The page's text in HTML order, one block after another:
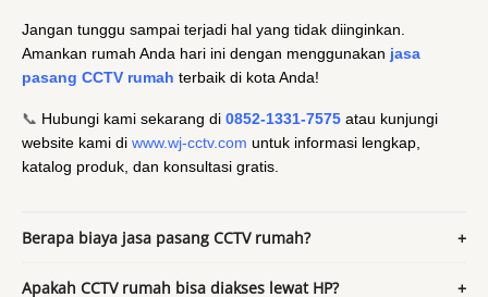
Jangan tunggu sampai terjadi hal yang tidak diinginkan.
Amankan rumah Anda hari ini dengan menggunakan jasa
pasang CCTV rumah terbaik di kota Anda!
📞 Hubungi kami sekarang di 0852-1331-7575 atau kunjungi
website kami di www.wj-cctv.com untuk informasi lengkap,
katalog produk, dan konsultasi gratis.
Berapa biaya jasa pasang CCTV rumah?
Apakah CCTV rumah bisa diakses lewat HP?